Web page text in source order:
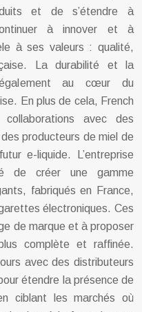
et de s’étendre à
à innover et à
à ses valeurs : qualité,
La durabilité et la
au cœur du
En plus de cela, French
avec des
producteurs de miel de
e-liquide. L’entreprise
de créer une gamme
fabriqués en France,
électroniques. Ces
de marque et à proposer
complète et raffinée.
avec des distributeurs
étendre la présence de
ciblant les marchés où